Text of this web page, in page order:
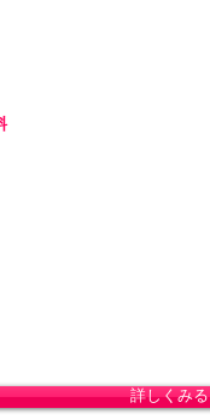
詳しくみる